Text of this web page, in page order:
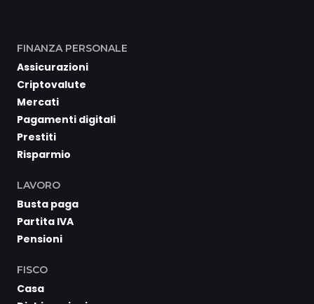
FINANZA PERSONALE
Assicurazioni
Criptovalute
Mercati
Pagamenti digitali
Prestiti
Risparmio
LAVORO
Busta paga
Partita IVA
Pensioni
FISCO
Casa